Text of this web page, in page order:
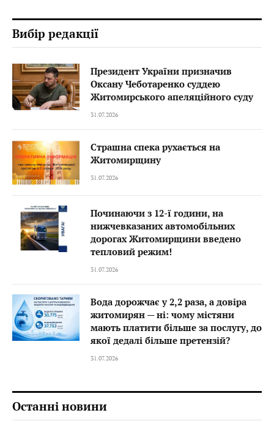
Вибір редакції
Президент України призначив
Оксану Чеботаренко суддею
Житомирського апеляційного суду
31.07.2026
Страшна спека рухається на
Житомирщину
31.07.2026
Починаючи з 12-ї години, на
нижчевказаних автомобільних
дорогах Житомирщини введено
тепловий режим!
31.07.2026
Вода дорожчає у 2,2 раза, а довіра
житомирян — ні: чому містяни
мають платити більше за послугу, до
якої дедалі більше претензій?
31.07.2026
Останні новини